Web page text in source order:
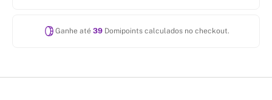
Ganhe até 39Domipoints calculados no checkout.